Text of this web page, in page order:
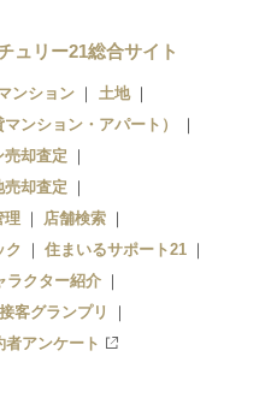
ュリー21総合サイト
ンション
土地
ンション・アパート）
売却査定
売却査定
理
店舗検索
ク
住まいるサポート21
ラクター紹介
接客グランプリ
者アンケート